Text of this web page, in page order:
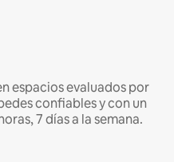
espacios evaluados por
confiables y con un
7 días a la semana.